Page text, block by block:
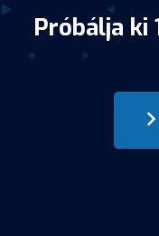
Próbálja ki